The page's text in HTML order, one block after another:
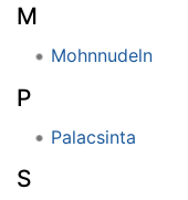
M
Mohnnudeln
P
Palacsinta
S